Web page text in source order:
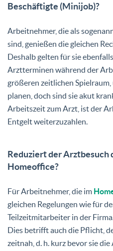
Beschäftigte (Minijob)?
Arbeitnehmer, die als
sind, genießen die gleichen
Deshalb gelten für sie
Arztterminen während der
größeren zeitlichen
planen, doch sind sie akut
Arbeitszeit zum Arzt, ist der
Entgelt weiterzuzahlen.
Reduziert der Arztbesuch
Homeoffice?
Für Arbeitnehmer, die im
gleichen Regelungen wie für
Teilzeitmitarbeiter in der
Dies betrifft auch die Pflicht,
zeitnah, d. h. kurz bevor sie